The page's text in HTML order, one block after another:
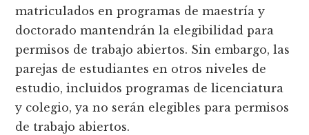
matriculados en programas de maestría y
doctorado mantendrán la elegibilidad para
permisos de trabajo abiertos. Sin embargo, las
parejas de estudiantes en otros niveles de
estudio, incluidos programas de licenciatura
y colegio, ya no serán elegibles para permisos
de trabajo abiertos.